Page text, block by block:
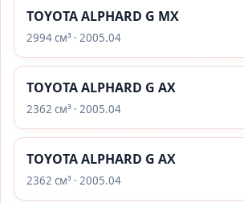
TOYOTA ALPHARD G MX
2994 см³ · 2005.04
TOYOTA ALPHARD G AX
2362 см³ · 2005.04
TOYOTA ALPHARD G AX
2362 см³ · 2005.04